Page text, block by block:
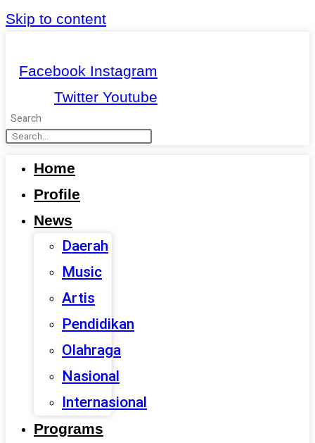
Skip to content
Facebook Instagram
Twitter Youtube
Search
Home
Profile
News
Daerah
Music
Artis
Pendidikan
Olahraga
Nasional
Internasional
Programs